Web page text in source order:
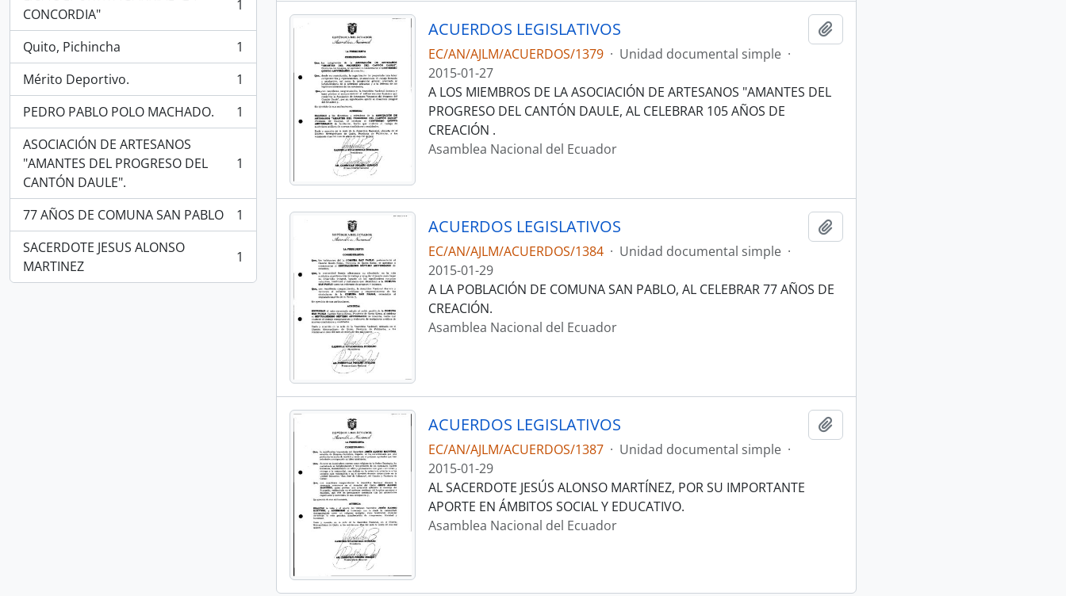
CONCORDIA"
, 1 resultados 1
Quito, Pichincha
, 1 resultados
1
Mérito Deportivo.
, 1 resultados
1
PEDRO PABLO POLO MACHADO.
, 1 resultados
1
ASOCIACIÓN DE ARTESANOS
"AMANTES DEL PROGRESO DEL
CANTÓN DAULE".
, 1 resultados 1
77 AÑOS DE COMUNA SAN PABLO
, 1 resultados
1
SACERDOTE JESUS ALONSO
MARTINEZ
, 1 resultados 1
ACUERDOS LEGISLATIVOS
EC/AN/AJLM/ACUERDOS/1379 · Unidad documental simple ·
2015-01-27
A LOS MIEMBROS DE LA ASOCIACIÓN DE ARTESANOS "AMANTES DEL
PROGRESO DEL CANTÓN DAULE, AL CELEBRAR 105 AÑOS DE
CREACIÓN .
Asamblea Nacional del Ecuador
ACUERDOS LEGISLATIVOS
EC/AN/AJLM/ACUERDOS/1384 · Unidad documental simple ·
2015-01-29
A LA POBLACIÓN DE COMUNA SAN PABLO, AL CELEBRAR 77 AÑOS DE
CREACIÓN.
Asamblea Nacional del Ecuador
ACUERDOS LEGISLATIVOS
EC/AN/AJLM/ACUERDOS/1387 · Unidad documental simple ·
2015-01-29
AL SACERDOTE JESÚS ALONSO MARTÍNEZ, POR SU IMPORTANTE
APORTE EN ÁMBITOS SOCIAL Y EDUCATIVO.
Asamblea Nacional del Ecuador